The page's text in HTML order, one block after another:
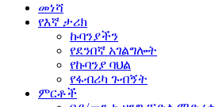
መነሻ
የእኛ ታሪክ
ኩባንያችን
የደንበኛ አገልግሎት
የኩባንያ ባህል
የፋብሪካ ጉብኝት
ምርቶች